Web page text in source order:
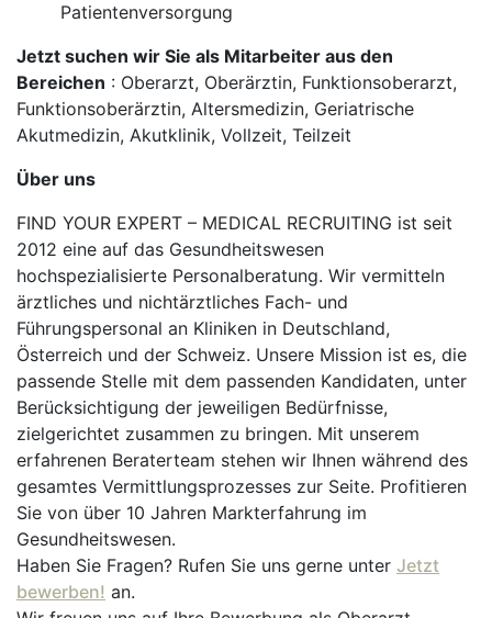
Patientenversorgung
Jetzt suchen wir Sie als Mitarbeiter aus den
Bereichen : Oberarzt, Oberärztin, Funktionsoberarzt,
Funktionsoberärztin, Altersmedizin, Geriatrische
Akutmedizin, Akutklinik, Vollzeit, Teilzeit
Über uns
FIND YOUR EXPERT – MEDICAL RECRUITING ist seit
2012 eine auf das Gesundheitswesen
hochspezialisierte Personalberatung. Wir vermitteln
ärztliches und nichtärztliches Fach- und
Führungspersonal an Kliniken in Deutschland,
Österreich und der Schweiz. Unsere Mission ist es, die
passende Stelle mit dem passenden Kandidaten, unter
Berücksichtigung der jeweiligen Bedürfnisse,
zielgerichtet zusammen zu bringen. Mit unserem
erfahrenen Beraterteam stehen wir Ihnen während des
gesamtes Vermittlungsprozesses zur Seite. Profitieren
Sie von über 10 Jahren Markterfahrung im
Gesundheitswesen.
Haben Sie Fragen? Rufen Sie uns gerne unter Jetzt
bewerben! an.